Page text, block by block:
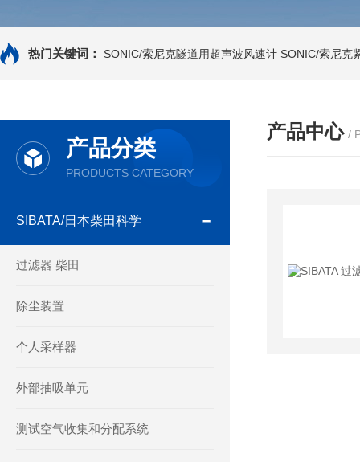
热门关键词： SONIC/索尼克隧道用超声波风速计 SONIC/索尼克
产品分类
PRODUCTS CATEGORY
SIBATA/日本柴田科学
过滤器 柴田
除尘装置
个人采样器
外部抽吸单元
测试空气收集和分配系统
产品中心 /